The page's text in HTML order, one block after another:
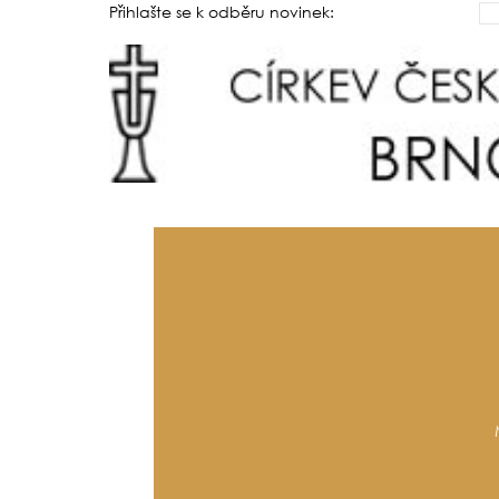
Přihlašte se k odběru novinek: